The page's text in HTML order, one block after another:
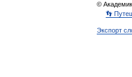
©
👣
Экспорт